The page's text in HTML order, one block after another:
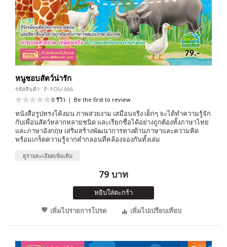
หนูชอบสัตว์น่ารัก
รหัสสินค้า : P-YOU-666
0 รีวิว | Be the first to review
หนังสือรูปทรงโค้งมน ภาพสวยงาม เสมือนจริง เด็กๆ จะได้ทำความรู้จัก
กับเพื่อนสัตว์หลากหลายชนิด และเรียกชื่อได้อย่างถูกต้องทั้งภาษาไทย
และภาษาอังกฤษ เสริมสร้างพัฒนาการทางด้านภาษาและความคิด
พร้อมเกร็ดความรู้จากคำกลอนที่คล้องจองกันทั้งเล่ม
ดูรายละเอียดเพิ่มเติม
79 บาท
หยิบใส่ตะกร้า
เพิ่มไปรายการโปรด
เพิ่มไปเปรียบเทียบ